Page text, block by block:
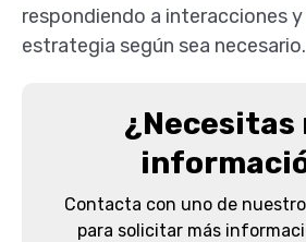
respondiendo a interacciones
estrategia según sea necesario.
¿Necesitas
Contacta con uno de
para solicitar más